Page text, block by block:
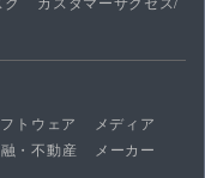
トウェア
メディア
・不動産
メーカー